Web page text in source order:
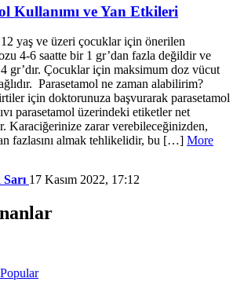
Kullanımı ve Yan Etkileri
yaş ve üzeri çocuklar için önerilen
4-6 saatte bir 1 gr’dan fazla değildir ve
gr’dır. Çocuklar için maksimum doz vücut
Parasetamol ne zaman alabilirim?
için doktorunuza başvurarak parasetamol
parasetamol üzerindeki etiketler net
Karaciğerinize zarar verebileceğinizden,
fazlasını almak tehlikelidir, bu […] More
Sarı 17 Kasım 2022, 17:12
Popular